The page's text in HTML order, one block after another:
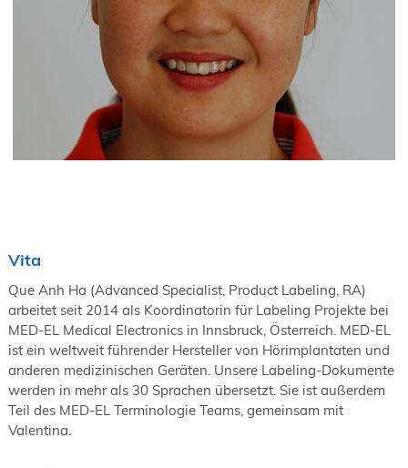
Vita
Que Anh Ha (Advanced Specialist, Product Labeling, RA)
arbeitet seit 2014 als Koordinatorin für Labeling Projekte bei
MED-EL Medical Electronics in Innsbruck, Österreich. MED-EL
ist ein weltweit führender Hersteller von Hörimplantaten und
anderen medizinischen Geräten. Unsere Labeling-Dokumente
werden in mehr als 30 Sprachen übersetzt. Sie ist außerdem
Teil des MED-EL Terminologie Teams, gemeinsam mit
Valentina.